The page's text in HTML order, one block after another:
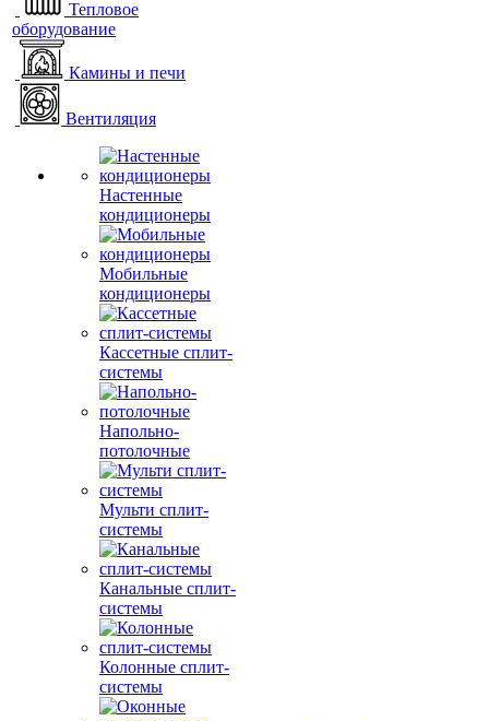
Тепловое
оборудование
Камины и печи
Вентиляция
Настенные
кондиционеры
Мобильные
кондиционеры
Кассетные сплит-
системы
Напольно-
потолочные
Мульти сплит-
системы
Канальные сплит-
системы
Колонные сплит-
системы